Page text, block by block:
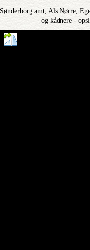
Sønderborg amt, Als Nørre,
og kådnere -